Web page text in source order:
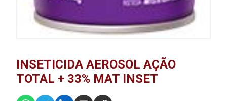
INSETICIDA AEROSOL AÇÃO
TOTAL + 33% MAT INSET